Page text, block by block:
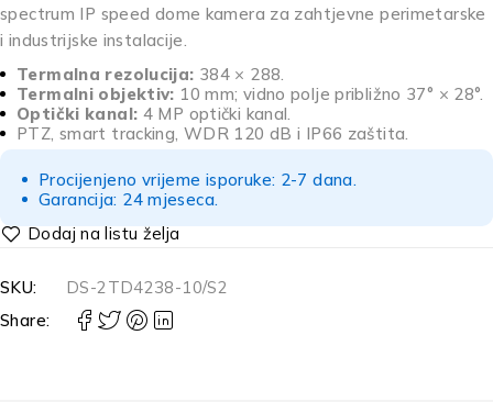
spectrum IP speed dome kamera za zahtjevne perimetarske
i industrijske instalacije.
Termalna rezolucija: 384 × 288.
Termalni objektiv: 10 mm; vidno polje približno 37° × 28°.
Optički kanal: 4 MP optički kanal.
PTZ, smart tracking, WDR 120 dB i IP66 zaštita.
Procijenjeno vrijeme isporuke: 2-7 dana.
Garancija: 24 mjeseca.
SKU:
DS-2TD4238-10/S2
Share: